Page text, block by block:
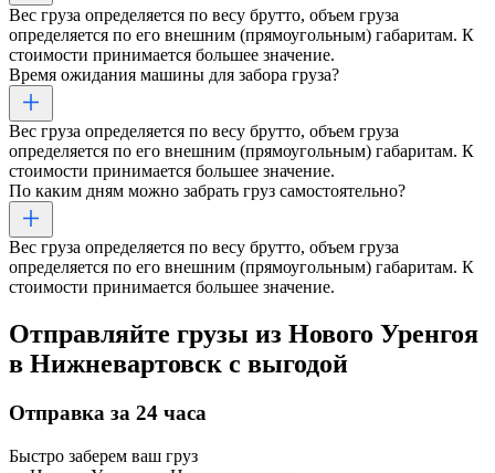
Вес груза определяется по весу брутто, объем груза
определяется по его внешним (прямоугольным) габаритам. К
стоимости принимается большее значение.
Время ожидания машины для забора груза?
Вес груза определяется по весу брутто, объем груза
определяется по его внешним (прямоугольным) габаритам. К
стоимости принимается большее значение.
По каким дням можно забрать груз самостоятельно?
Вес груза определяется по весу брутто, объем груза
определяется по его внешним (прямоугольным) габаритам. К
стоимости принимается большее значение.
Отправляйте грузы из Нового Уренгоя
в Нижневартовск с выгодой
Отправка за 24 часа
Быстро заберем ваш груз